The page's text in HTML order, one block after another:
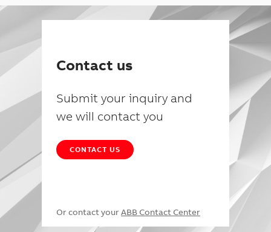
Contact us
Submit your inquiry and
we will contact you
CONTACT US
Or contact your ABB Contact Center